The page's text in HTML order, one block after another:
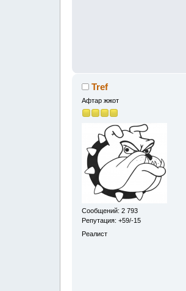
Tref
Афтар жжот
Сообщений: 2 793
Репутация: +59/-15
Реалист